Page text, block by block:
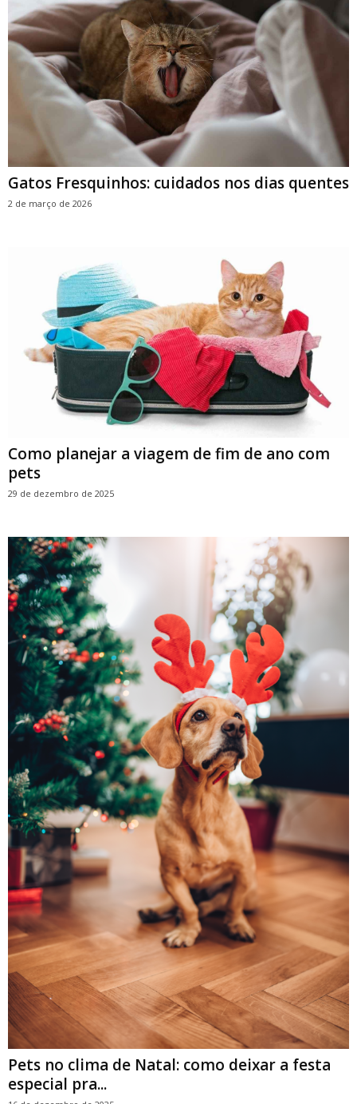
Gatos Fresquinhos: cuidados nos dias quentes
2 de março de 2026
Como planejar a viagem de fim de ano com
pets
29 de dezembro de 2025
Pets no clima de Natal: como deixar a festa
especial pra...